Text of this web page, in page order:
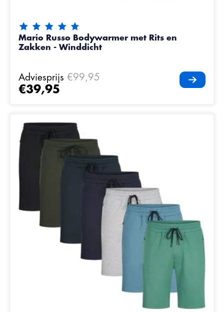
De beoordeling van dit product is
Mario Russo Bodywarmer met Rits en
Zakken - Winddicht
Adviesprijs €99,95
€39,95